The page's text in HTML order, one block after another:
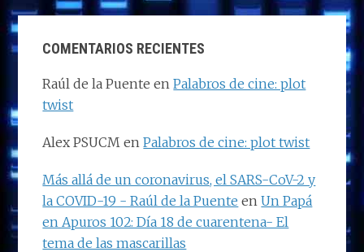
COMENTARIOS RECIENTES
Raúl de la Puente enPalabros de cine: plot
twist
Alex PSUCM enPalabros de cine: plot twist
Más allá de un coronavirus, el SARS-CoV-2 y
la COVID-19 - Raúl de la Puente enUn Papá
en Apuros 102: Día 18 de cuarentena- El
tema de las mascarillas